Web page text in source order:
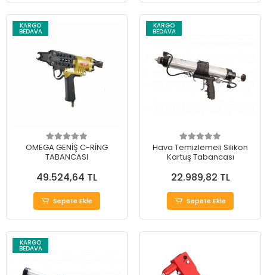
KARGO
BEDAVA
OMEGA GENİŞ C-RİNG
TABANCASI
49.524,64 TL
Sepete Ekle
KARGO
BEDAVA
Hava Temizlemeli Silikon
Kartuş Tabancası
22.989,82 TL
Sepete Ekle
KARGO
BEDAVA